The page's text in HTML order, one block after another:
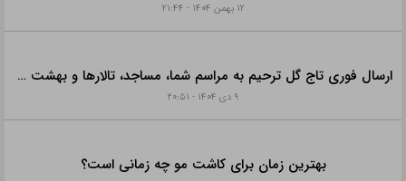
۱۲ بهمن ۱۴۰۴ - ۲۱:۴۴
ارسال فوری تاج گل ترحیم به مراسم شما، مساجد، تالارها و بهشت زهرا با خدمات ویژه
۹ دی ۱۴۰۴ - ۲۰:۵۱
بهترین زمان برای کاشت مو چه زمانی است؟